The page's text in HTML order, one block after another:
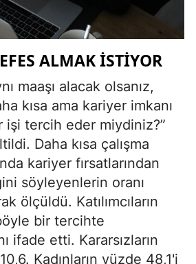
ALMAK ISTIYOR
maaşı alacak olsanız,
kısa ama kariyer imkanı
işi tercih eder miydiniz?”
Daha kısa çalışma
kariyer fırsatlarından
söyleyenlerin oranı
ölçüldü. Katılımcıların
bir tercihte
ifade etti. Kararsızların
Kadınların yüzde 48,1'i